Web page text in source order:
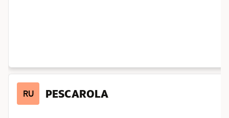
RU PESCAROLA